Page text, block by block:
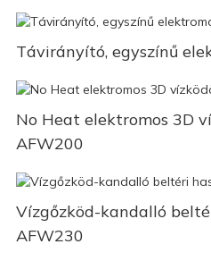
Távirányító, egyszínű
No Heat elektromos 3D
AFW200
Vízgőzköd-kandalló
AFW230